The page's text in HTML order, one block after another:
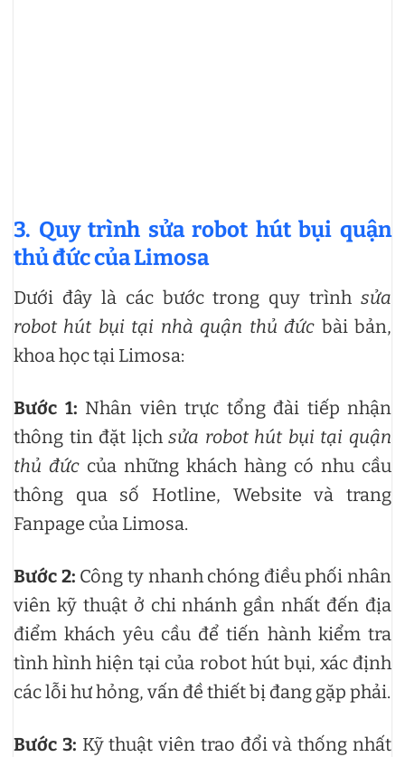
3. Quy trình sửa robot hút bụi quận
thủ đức của Limosa
Dưới đây là các bước trong quy trình sửa
robot hút bụi tại nhà quận thủ đức bài bản,
khoa họctại Limosa:
Bước 1: Nhân viên trực tổng đài tiếp nhận
thông tin đặt lịchsửa robot hút bụi tại quận
thủ đức của những khách hàng có nhu cầu
thông qua số Hotline, Website và trang
Fanpage của Limosa.
Bước 2: Công ty nhanh chóng điều phối nhân
viên kỹ thuật ở chi nhánh gần nhất đến địa
điểm khách yêu cầu để tiến hành kiểm tra
tình hình hiện tại của robot hút bụi, xác định
các lỗi hư hỏng, vấn đề thiết bị đang gặp phải.
Bước 3: Kỹ thuật viên trao đổi và thống nhất